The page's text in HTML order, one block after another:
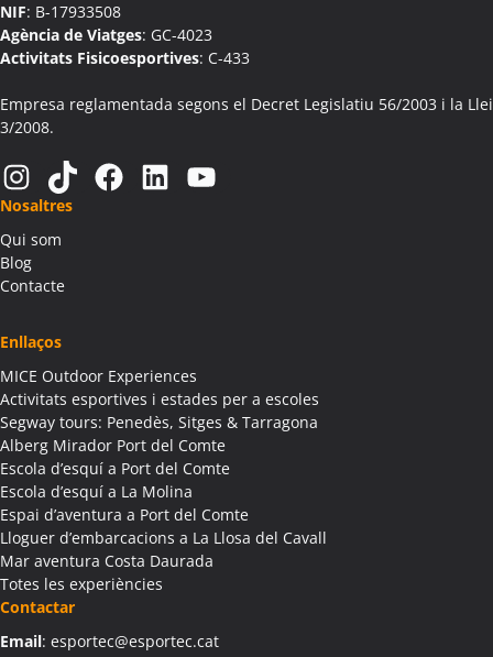
Activitats Família Amics Aín
Colònies Escolars Aín
Activitats Teambuilding Empreses Aitona
Activitats Família Amics Aitona
Colònies Escolars Aitona
Activitats Teambuilding Empreses Alàs i Cerc
Activitats Família Amics Alàs i Cerc
Colònies Escolars Alàs i Cerc
Activitats Teambuilding Empreses Albagés
Activitats Família Amics Albagés
Colònies Escolars Albanyà
Activitats Teambuilding Empreses Albatàrrec
Activitats Família Amics Albatàrrec
Colònies Escolars Albatàrrec
Activitats Teambuilding Empreses Albesa
Activitats Família Amics Albesa
Colònies Escolars Albesa
Activitats Teambuilding Empreses Albi
Activitats Família Amics Albi
Colònies Escolars Albi
NIF: B-17933508
Agència de Viatges: GC-4023
Activitats Fisicoesportives: C-433
Empresa reglamentada segons el Decret Legislatiu 56/2003 i la Llei
3/2008.
Instagram TikTok Facebook LinkedIn YouTube
Nosaltres
Qui som
Blog
Contacte
Enllaços
MICE Outdoor Experiences
Activitats esportives i estades per a escoles
Segway tours: Penedès, Sitges & Tarragona
Alberg Mirador Port del Comte
Escola d’esquí a Port del Comte
Escola d’esquí a La Molina
Espai d’aventura a Port del Comte
Lloguer d’embarcacions a La Llosa del Cavall
Mar aventura Costa Daurada
Totes les experiències
Contactar
Email: esportec@esportec.cat